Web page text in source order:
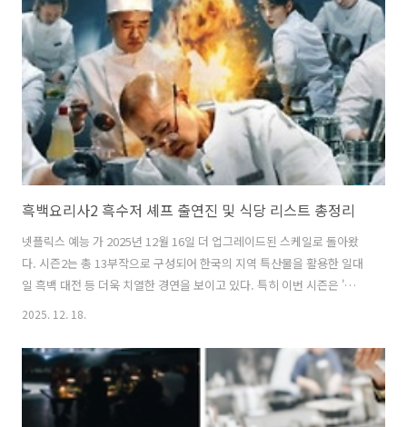
으며, 전체 관객 중 외국인 비중이 약 15% 상승하는 등 한국 EDM의 글
로벌 확장성이 입증한 한 해였다. 2025년의 열기가 2026년까지 이어질
것으로 보이는데, 특히 20주년을 맞는 월드 DJ ..
흑백요리사2 흑수저 셰프 출연진 및 식당 리스트 총정리
넷플릭스 예능 가 2025년 12월 16일 더 업그레이드된 스케일로 돌아왔
다. 시즌2는 총 13부작으로 구성되어 한국의 지역 특산물을 활용한 일대
일 흑백 대전 등 더욱 치열한 경연을 보이고 있다. 특히 이번 시즌은 '히든
진영에서는 아기 맹수, 중식 마녀, 프렌치 파파, 술 빚는 윤주모 등 독특
한 개성을 가진 고수들이 등장해 백수저 대가들과의 예측 불허한 대결을
이어가면 큰 관심을 끌고 있다. 이번 글에서는 흑백요리사2에서 1라운드
를 통과한 흑수저 셰프 출연진들과 그들이 운영하고 있는 식당에 대해 알
2025. 12. 18.